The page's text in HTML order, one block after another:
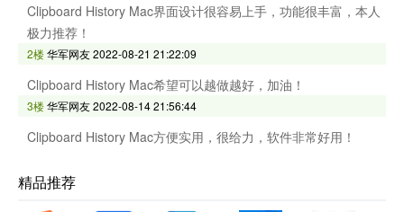
Clipboard History Mac界面设计很容易上手，功能很丰富，本人
极力推荐！
2楼华军网友2022-08-21 21:22:09
Clipboard History Mac希望可以越做越好，加油！
3楼华军网友2022-08-14 21:56:44
Clipboard History Mac方便实用，很给力，软件非常好用！
精品推荐